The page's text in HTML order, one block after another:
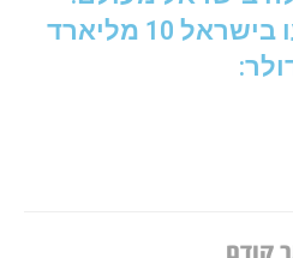
האמירויות ישקיעו בישראל 10 מליארד
קודם